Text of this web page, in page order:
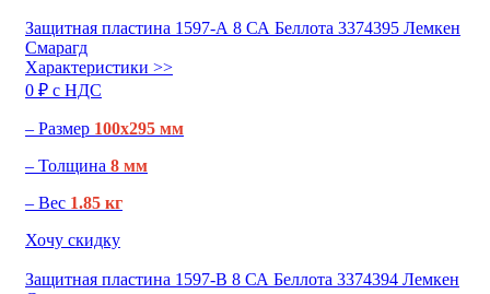
Защитная пластина 1597-А 8 СА Беллота 3374395 Лемкен
Смарагд
Характеристики >>
0 ₽ c НДС
– Размер 100х295 мм
– Толщина 8 мм
– Вес 1.85 кг
Хочу скидку
Защитная пластина 1597-В 8 СА Беллота 3374394 Лемкен